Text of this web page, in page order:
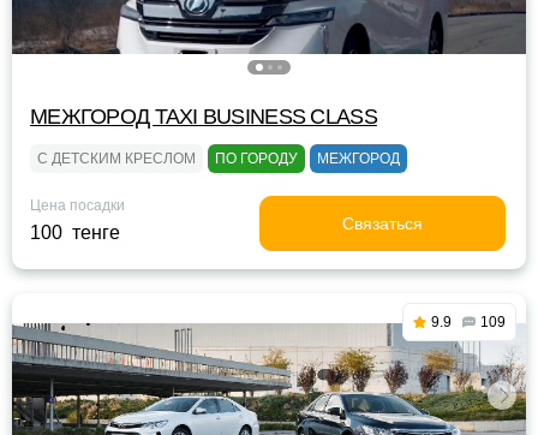
МЕЖГОРОД TAXI BUSINESS CLASS
С ДЕТСКИМ КРЕСЛОМ ПО ГОРОДУ МЕЖГОРОД
Цена посадки
100 тенге Связаться
9.9 109